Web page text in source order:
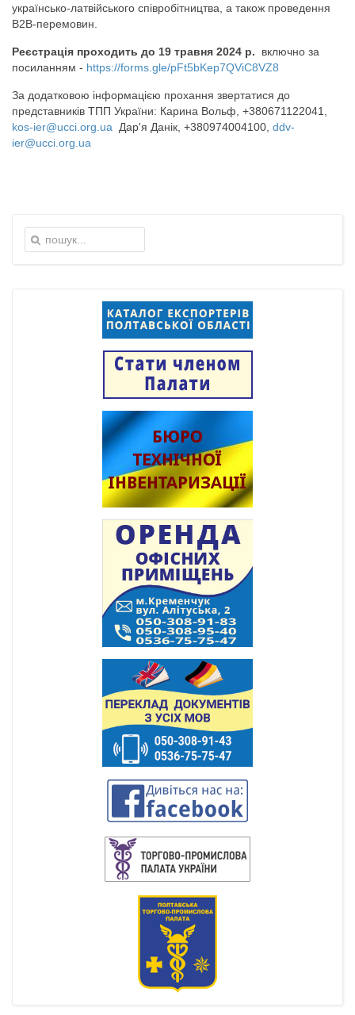
українсько-латвійського співробітництва, а також проведення
В2В-перемовин.
Реєстрація проходить до 19 травня 2024 р. включно за
посиланням - https://forms.gle/pFt5bKep7QViC8VZ8
За додатковою інформацією прохання звертатися до
представників ТПП України: Карина Вольф, +380671122041,
kos-ier@ucci.org.ua Дар'я Данік, +380974004100, ddv-
ier@ucci.org.ua